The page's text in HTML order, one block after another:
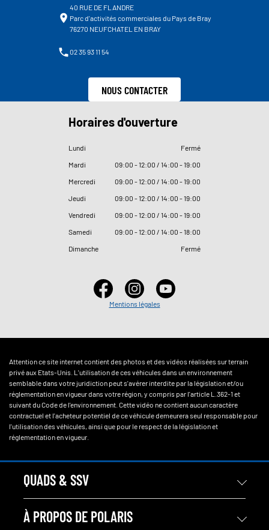
40 RUE DE FLANDRE
Parc d'activités commerciales du Pays de Bray
76270 NEUFCHATEL EN BRAY
02 35 93 11 54
NOUS CONTACTER
Horaires d'ouverture
Lundi
Fermé
Mardi
09:00 - 12:00 / 14:00 - 19:00
Mercredi
09:00 - 12:00 / 14:00 - 19:00
Jeudi
09:00 - 12:00 / 14:00 - 19:00
Vendredi
09:00 - 12:00 / 14:00 - 19:00
Samedi
09:00 - 12:00 / 14:00 - 18:00
Dimanche
Fermé
Mentions légales
Attention ce site internet contient des photos et des vidéos réalisées sur terrain
privé aux Etats-Unis. L'utilisation de ces véhicules dans un environnement
semblable dans votre juridiction peut s'avérer interdite par la législation et/ou
réglementation en vigueur dans votre région, y compris par l'article L.362-1 et
suivant du Code de l'environnement. Cette vidéo ne contient aucun caractère
contractuel et l'acheteur potentiel de ce véhicule demeurera seul responsable pour
l'utilisation des véhicules, ainsi que pour le respect de la législation et
réglementation en vigueur.
QUADS & SSV
À PROPOS DE POLARIS